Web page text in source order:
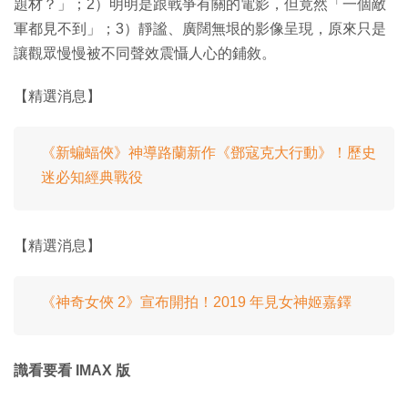
題材？」；2）明明是跟戰爭有關的電影，但竟然「一個敵
軍都見不到」；3）靜謐、廣闊無垠的影像呈現，原來只是
讓觀眾慢慢被不同聲效震懾人心的鋪敘。
【精選消息】
《新蝙蝠俠》神導路蘭新作《鄧寇克大行動》！歷史
迷必知經典戰役
【精選消息】
《神奇女俠 2》宣布開拍！2019 年見女神姬嘉鐸
識看要看 IMAX 版